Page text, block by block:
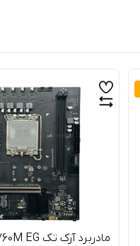
مادربرد آرک تک AK-B760M EG